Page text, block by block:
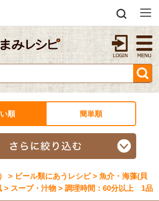
順 簡単順
> ビール類にあうレシピ > 魚介・海藻(貝
> スープ・汁物 > 調理時間：60分以上 1品